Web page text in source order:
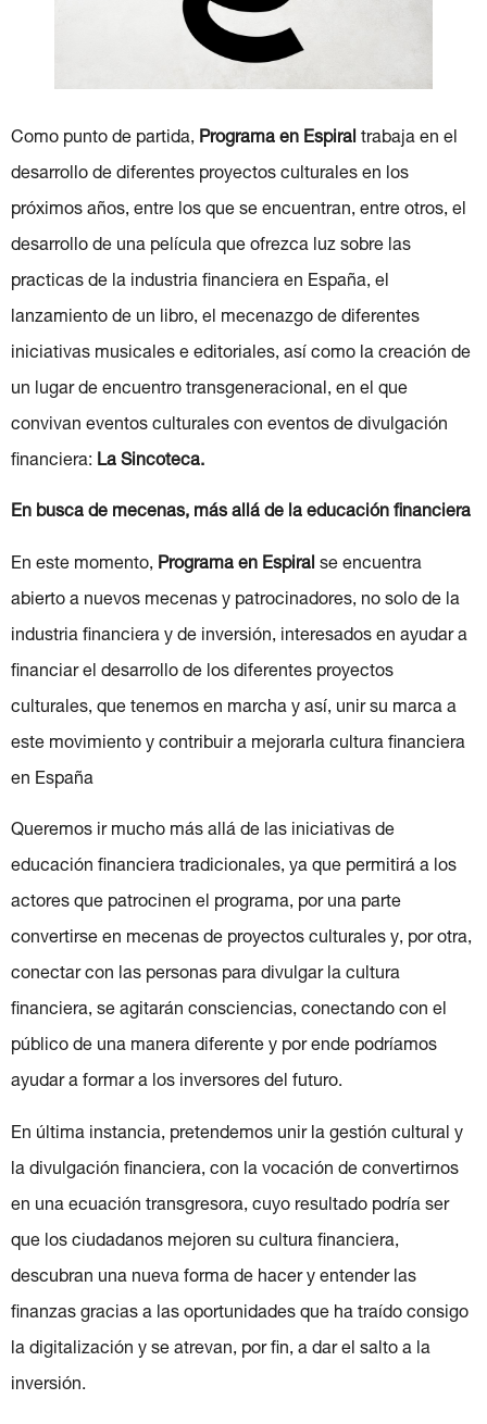
Como punto de partida, Programa en Espiral trabaja en el
desarrollo de diferentes proyectos culturales en los
próximos años, entre los que se encuentran, entre otros, el
desarrollo de una película que ofrezca luz sobre las
practicas de la industria financiera en España, el
lanzamiento de un libro, el mecenazgo de diferentes
iniciativas musicales e editoriales, así como la creación de
un lugar de encuentro transgeneracional, en el que
convivan eventos culturales con eventos de divulgación
financiera: La Sincoteca.
En busca de mecenas, más allá de la educación financiera
En este momento, Programa en Espiral se encuentra
abierto a nuevos mecenas y patrocinadores, no solo de la
industria financiera y de inversión, interesados en ayudar a
financiar el desarrollo de los diferentes proyectos
culturales, que tenemos en marcha y así, unir su marca a
este movimiento y contribuir a mejorarla cultura financiera
en España
Queremos ir mucho más allá de las iniciativas de
educación financiera tradicionales, ya que permitirá a los
actores que patrocinen el programa, por una parte
convertirse en mecenas de proyectos culturales y, por otra,
conectar con las personas para divulgar la cultura
financiera, se agitarán consciencias, conectando con el
público de una manera diferente y por ende podríamos
ayudar a formar a los inversores del futuro.
En última instancia, pretendemos unir la gestión cultural y
la divulgación financiera, con la vocación de convertirnos
en una ecuación transgresora, cuyo resultado podría ser
que los ciudadanos mejoren su cultura financiera,
descubran una nueva forma de hacer y entender las
finanzas gracias a las oportunidades que ha traído consigo
la digitalización y se atrevan, por fin, a dar el salto a la
inversión.